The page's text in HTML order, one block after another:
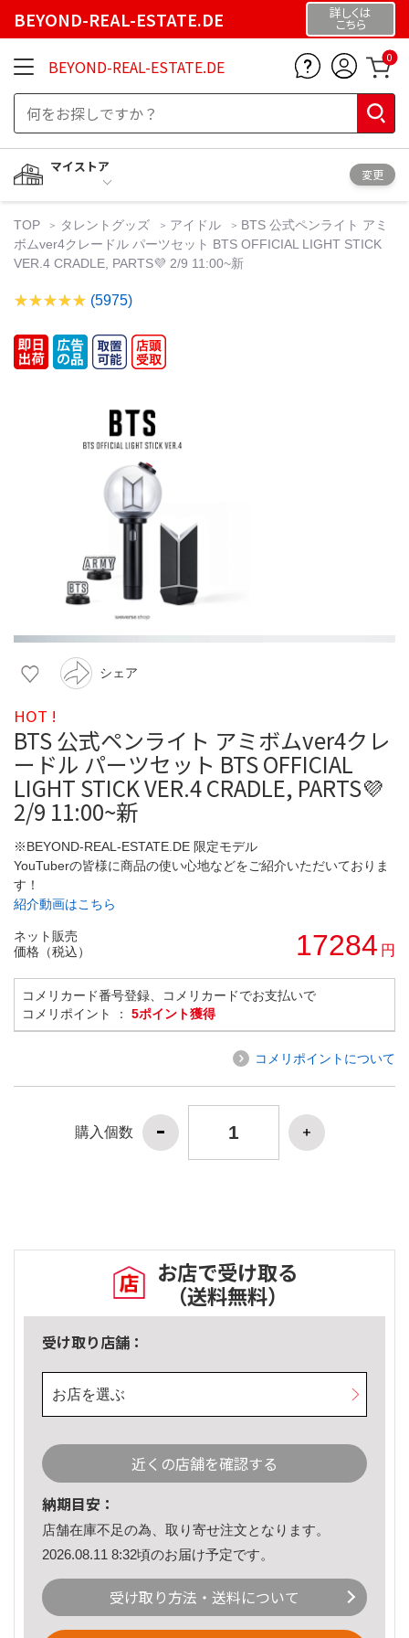
BEYOND-REAL-ESTATE.DE 詳しくは
こちら
BEYOND-REAL-ESTATE.DE 0
マイストア
変更
TOP タレントグッズ アイドル
BTS 公式ペンライト アミ
ボムver4クレードル パーツセット BTS OFFICIAL LIGHT STICK
VER.4 CRADLE, PARTS💜 2/9 11:00~新
(5975)
シェア
HOT !
BTS 公式ペンライト アミボムver4クレ
ードル パーツセット BTS OFFICIAL
LIGHT STICK VER.4 CRADLE, PARTS💜
2/9 11:00~新
※BEYOND-REAL-ESTATE.DE 限定モデル
YouTuberの皆様に商品の使い心地などをご紹介いただいておりま
す！
紹介動画はこちら
ネット販売
価格（税込）
17284 円
コメリカード番号登録、コメリカードでお支払いで
コメリポイント ： 5ポイント獲得
コメリポイントについて
購入個数
お店で受け取る
（送料無料）
受け取り店舗：
お店を選ぶ
近くの店舗を確認する
納期目安：
店舗在庫不足の為、取り寄せ注文となります。
2026.08.11 8:32頃のお届け予定です。
受け取り方法・送料について